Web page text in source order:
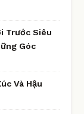
Trước Siêu
Góc
Và Hậu